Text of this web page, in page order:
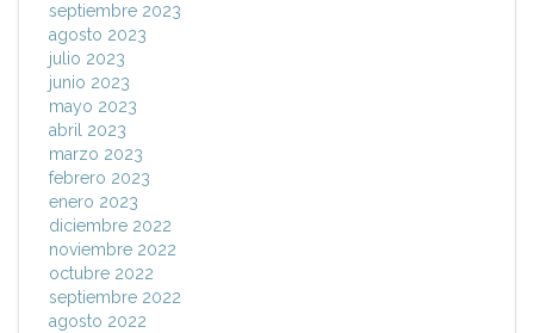
septiembre 2023
agosto 2023
julio 2023
junio 2023
mayo 2023
abril 2023
marzo 2023
febrero 2023
enero 2023
diciembre 2022
noviembre 2022
octubre 2022
septiembre 2022
agosto 2022